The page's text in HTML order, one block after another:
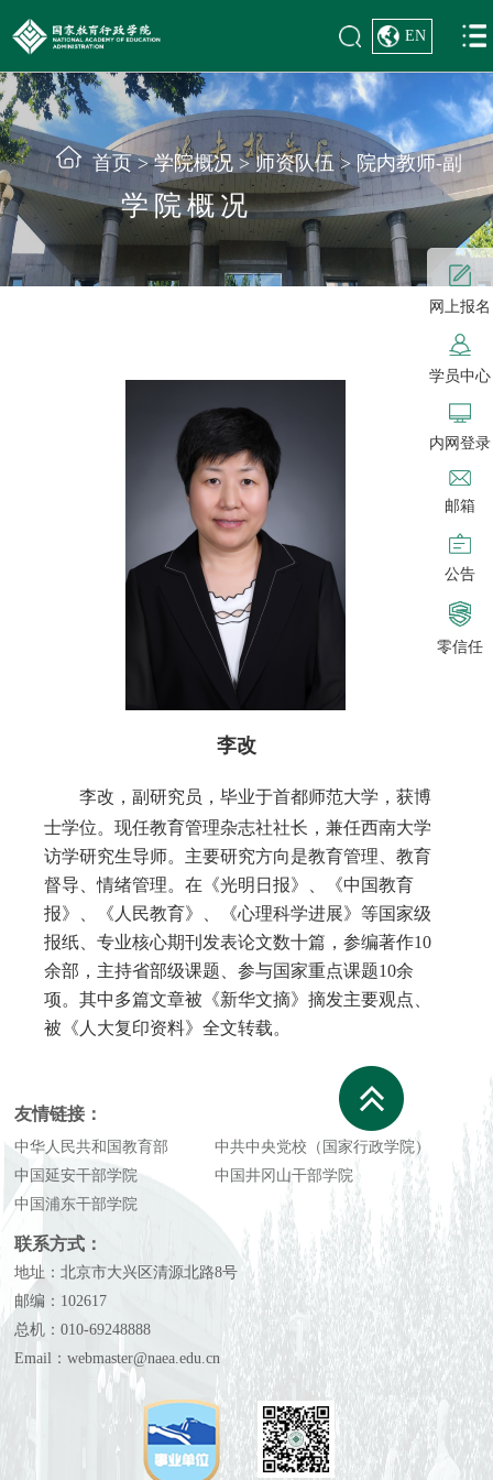
网上报名
学员中心
内网登录
邮箱
公告
零信任
EN
首页>学院概况 >师资队伍 >院内教师-副
学院概况
李改
李改，副研究员，毕业于首都师范大学，获博
士学位。现任教育管理杂志社社长，兼任西南大学
访学研究生导师。主要研究方向是教育管理、教育
督导、情绪管理。在《光明日报》、《中国教育
报》、《人民教育》、《心理科学进展》等国家级
报纸、专业核心期刊发表论文数十篇，参编著作10
余部，主持省部级课题、参与国家重点课题10余
项。其中多篇文章被《新华文摘》摘发主要观点、
被《人大复印资料》全文转载。
友情链接：
中华人民共和国教育部
中共中央党校（国家行政学院）
中国延安干部学院
中国井冈山干部学院
中国浦东干部学院
联系方式：
地址：北京市大兴区清源北路8号
邮编：102617
总机：010-69248888
Email：webmaster@naea.edu.cn